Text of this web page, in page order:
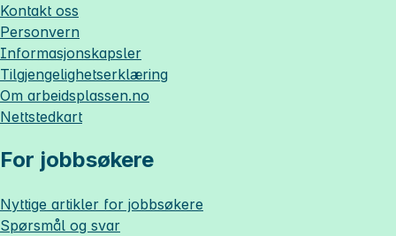
Kontakt oss
Personvern
Informasjonskapsler
Tilgjengelighetserklæring
Om arbeidsplassen.no
Nettstedkart
For jobbsøkere
Nyttige artikler for jobbsøkere
Spørsmål og svar